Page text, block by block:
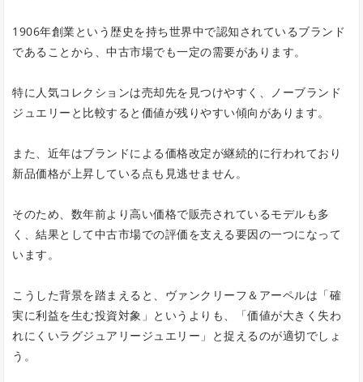
1906年創業という歴史を持ち世界中で認知されているブランド
であることから、中古市場でも一定の需要があります。
特に人気コレクションは売却先を見つけやすく、ノーブランド
ジュエリーと比較すると価値が残りやすい傾向があります。
また、近年はブランドによる価格改定が継続的に行われており
新品価格が上昇している点も見逃せません。
そのため、数年前より高い価格で販売されているモデルも多
く、結果として中古市場での評価を支える要因の一つになって
います。
こうした背景を踏まえると、ヴァンクリーフ＆アーペルは「確
実に利益を生む投資対象」というよりも、「価値が大きく失わ
れにくいラグジュアリージュエリー」と捉えるのが適切でしょ
う。